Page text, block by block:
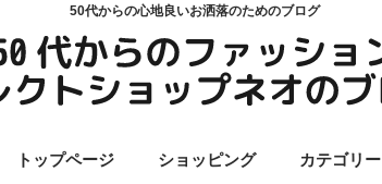
50代からの心地良いお洒落のためのブログ
トップページ ショッピング カテゴリー